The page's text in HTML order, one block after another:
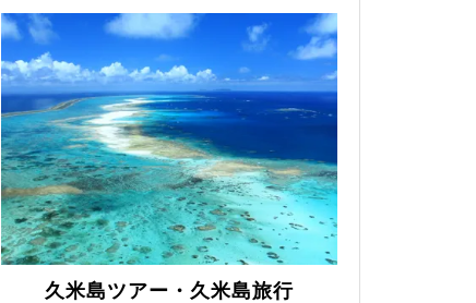
久米島ツアー・久米島旅行